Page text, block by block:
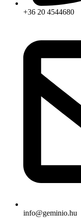
+36 20 4544680
info@geminio.hu